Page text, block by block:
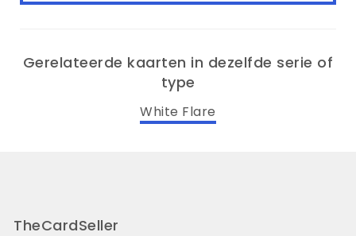
Gerelateerde kaarten in dezelfde serie of
type
White Flare
TheCardSeller